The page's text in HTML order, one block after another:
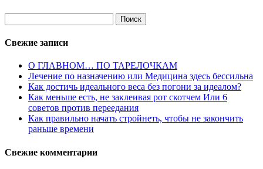
Свежие записи
О ГЛАВНОМ… ПО ТАРЕЛОЧКАМ
Лечение по назначению или Медицина здесь бессильна
Как достичь идеального веса без погони за идеалом?
Как меньше есть, не заклеивая рот скотчем Или 6
советов против переедания
Как правильно начать стройнеть, чтобы не закончить
раньше времени
Свежие комментарии